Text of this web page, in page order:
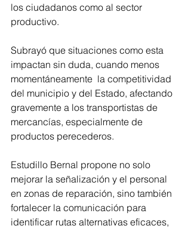
los ciudadanos como al sector
productivo.
Subrayó que situaciones como esta
impactan sin duda, cuando menos
momentáneamente  la competitividad
del municipio y del Estado, afectando
gravemente a los transportistas de
mercancías, especialmente de
productos perecederos.
Estudillo Bernal propone no solo
mejorar la señalización y el personal
en zonas de reparación, sino también
fortalecer la comunicación para
identificar rutas alternativas eficaces,